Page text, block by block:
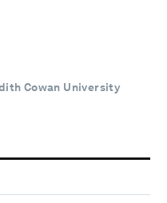
Cowan University